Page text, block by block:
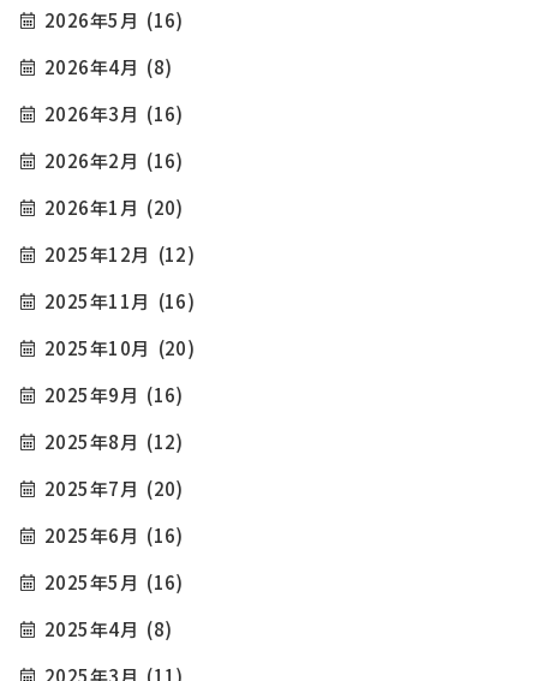
2026年5月 (16)
2026年4月 (8)
2026年3月 (16)
2026年2月 (16)
2026年1月 (20)
2025年12月 (12)
2025年11月 (16)
2025年10月 (20)
2025年9月 (16)
2025年8月 (12)
2025年7月 (20)
2025年6月 (16)
2025年5月 (16)
2025年4月 (8)
2025年3月 (11)